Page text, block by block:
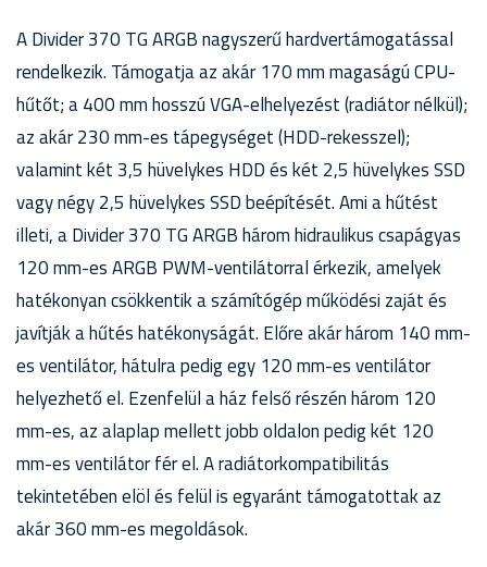
A Divider 370 TG ARGB nagyszerű hardvertámogatással
rendelkezik. Támogatja az akár 170 mm magaságú CPU-
hűtőt; a 400 mm hosszú VGA-elhelyezést (radiátor nélkül);
az akár 230 mm-es tápegységet (HDD-rekesszel);
valamint két 3,5 hüvelykes HDD és két 2,5 hüvelykes SSD
vagy négy 2,5 hüvelykes SSD beépítését. Ami a hűtést
illeti, a Divider 370 TG ARGB három hidraulikus csapágyas
120 mm-es ARGB PWM-ventilátorral érkezik, amelyek
hatékonyan csökkentik a számítógép működési zaját és
javítják a hűtés hatékonyságát. Előre akár három 140 mm-
es ventilátor, hátulra pedig egy 120 mm-es ventilátor
helyezhető el. Ezenfelül a ház felső részén három 120
mm-es, az alaplap mellett jobb oldalon pedig két 120
mm-es ventilátor fér el. A radiátorkompatibilitás
tekintetében elöl és felül is egyaránt támogatottak az
akár 360 mm-es megoldások.